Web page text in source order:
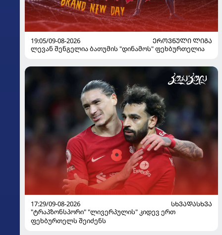
19:05/09-08-2026
ᲔᲠᲝᲕᲜᲣᲚᲘ ᲚᲘᲒᲐ
ლევან შენგელია ბათუმის "დინამოს" ფეხბურთელია
17:29/09-08-2026
ᲡᲮᲕᲐᲓᲐᲡᲮᲕᲐ
"ტრაპზონსპორი" "ლივერპულის" კიდევ ერთ
ფეხბურთელს შეიძენს